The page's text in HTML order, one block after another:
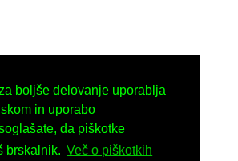
boljše delovanje uporablja
in uporabo
da piškotke
brskalnik. Več o piškotkih